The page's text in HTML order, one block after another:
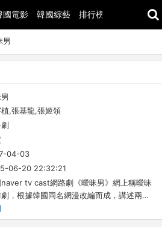
國電影 韓國綜藝 排行榜
男
,張基龍,張姬領
04-03
06-20 22:32:21
naver tv cast網路劇《曖昧男》網上稱曖昧
劇，根據韓國同名網漫改編而成，講述兩…